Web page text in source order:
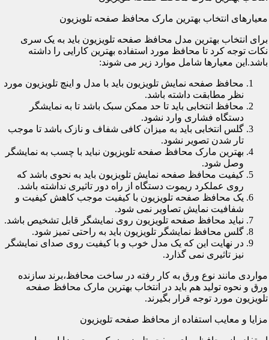
معیارهای انتخاب بهترین مارک محافظ صفحه تلویزیون
برای انتخاب بهترین مدل محافظ صفحه تلویزیون باید به یک سری
نکات توجه کرد تا محافظ مورد استفاده بهترین کارایی را داشته
باشد.این معیارها شامل موارد زیر می شوند:
محافظ صفحه نمایش تلویزیون باید با مدل و اینچ تلویزیون مورد
نظر مطابقت داشته باشد.
محافظ انتخابی باید تا حد ممکن سبک باشد تا به نمایشگر
دستگاه فشاری وارد نشود.
گلس انتخابی باید به میزان کافی شفاف و نازک باشد تا موجب
تار شدن تصویر نشود.
بهترین مارک محافظ صفحه تلویزیون نباید با چسب به نمایشگر
وصل شود.
کیفیت محافظ صفحه نمایش تلویزیون باید به نحوی باشد که
روی عملکرد ریموت دستگاه از راه دور تاثیری نداشته باشد.
یک محافظ صفحه تلویزیون با کیفیت موجب کاهش کیفیت و
شفافیت نمایش تصاویر نمی شود.
نباید محافظ صفحه تلویزیون روی نمایشگر قابل تشخیص باشد.
گلس محافظ نمایشگر تلویزیون باید به راحتی تمیز شود.
در نهایت این که یک مدل خوب و با کیفیت روی صدای نمایشگر
نیز تاثیری نمی گذارد.
مواردی مانند نوع ورق به کار رفته در ساخت محافظ،برند سازنده
ورق و نحوه تولید هم باید در انتخاب بهترین مارک محافظ صفحه
تلویزیون مورد توجه قرار بگیرند.
مزایا و معایب استفاده از محافظ صفحه تلویزیون